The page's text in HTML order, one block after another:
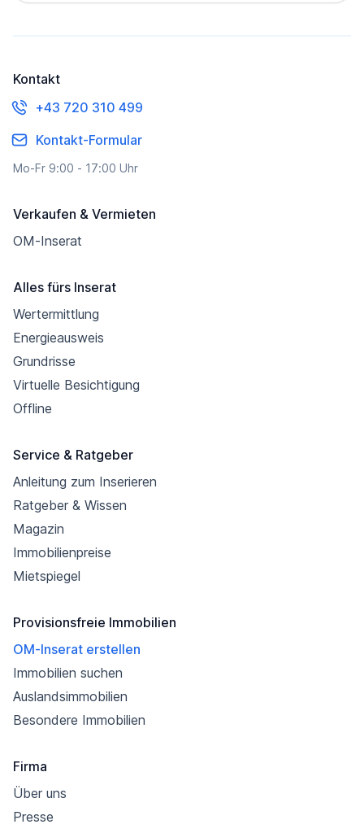
Kontakt
+43 720 310 499
Kontakt-Formular
Mo-Fr 9:00 - 17:00 Uhr
Verkaufen & Vermieten
OM-Inserat
Alles fürs Inserat
Wertermittlung
Energieausweis
Grundrisse
Virtuelle Besichtigung
Offline
Service & Ratgeber
Anleitung zum Inserieren
Ratgeber & Wissen
Magazin
Immobilienpreise
Mietspiegel
Provisionsfreie Immobilien
OM-Inserat erstellen
Immobilien suchen
Auslandsimmobilien
Besondere Immobilien
Firma
Über uns
Presse